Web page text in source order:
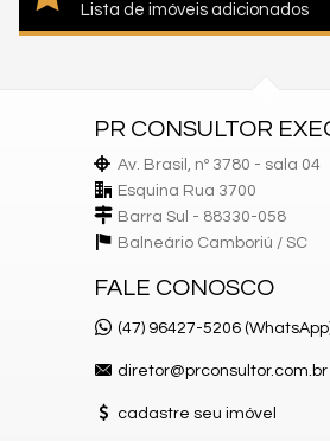
Lista de imóveis adicionados
PR CONSULTOR
Av. Brasil, nº 3780 - sala 04
Esquina Rua 3700
Barra Sul - 88330-058
Balneário Camboriú / SC
FALE CONOSCO
(47) 96427-5206
diretor@prconsultor.com.br
cadastre seu imóvel